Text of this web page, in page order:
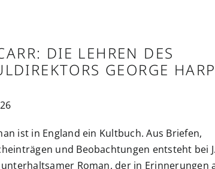
DIE LEHREN DES
GEORGE
ist in England ein Kultbuch. Aus Briefen,
und Beobachtungen entsteht bei
Roman, der in Erinnerungen